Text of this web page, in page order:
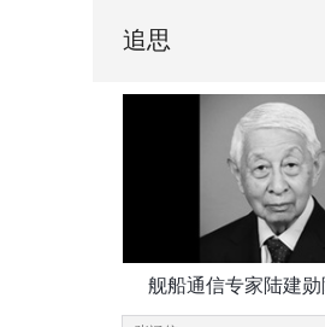
追思
舰船通信专家陆建